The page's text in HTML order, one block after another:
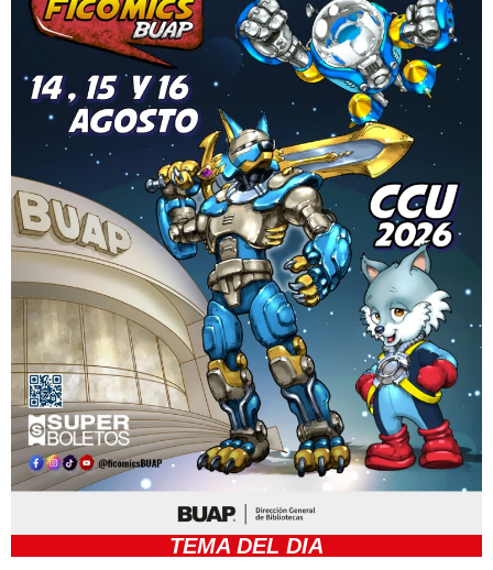
TEMA DEL DIA